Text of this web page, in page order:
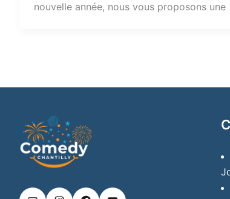
nouvelle année, nous vous proposons